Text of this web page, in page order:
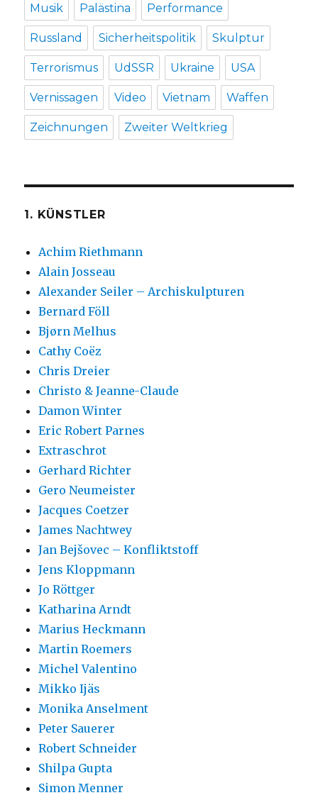
Musik Palästina Performance
Russland Sicherheitspolitik Skulptur
Terrorismus UdSSR Ukraine USA
Vernissagen Video Vietnam Waffen
Zeichnungen Zweiter Weltkrieg
1. KÜNSTLER
Achim Riethmann
Alain Josseau
Alexander Seiler – Archiskulpturen
Bernard Föll
Bjørn Melhus
Cathy Coëz
Chris Dreier
Christo & Jeanne-Claude
Damon Winter
Eric Robert Parnes
Extraschrot
Gerhard Richter
Gero Neumeister
Jacques Coetzer
James Nachtwey
Jan Bejšovec – Konfliktstoff
Jens Kloppmann
Jo Röttger
Katharina Arndt
Marius Heckmann
Martin Roemers
Michel Valentino
Mikko Ijäs
Monika Anselment
Peter Sauerer
Robert Schneider
Shilpa Gupta
Simon Menner